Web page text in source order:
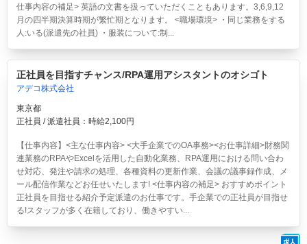
仕事内容の補足> 英語の文書を扱っていただくこともあります。3,6,9,12
月の四半期決算時期が繁忙期となります。 <職場環境> ・同じ業務をする
人:いる(派遣先の社員) ・服装について:制...
正社員を目指すチャンス/RPA運用アシスタントのオシゴト
アデコ株式会社
東京都
正社員 / 派遣社員：時給2,100円
【仕事内容】<主な仕事内容> <大手企業でのOA事務><お仕事詳細>財務関
連業務のRPAやExcelを活用した自動化業務、RPA運用における問い合わ
せ対応、発注や請求の処理、各種資料の更新作業、会議の議事録作成、メ
ール配信作業などお任せいたします! <仕事内容の補足> おすすめポイント
正社員を目指せる紹介予定派遣のお仕事です。手企業での正社員が目指せ
る!スタッフが多く在籍しており、働きやすい...